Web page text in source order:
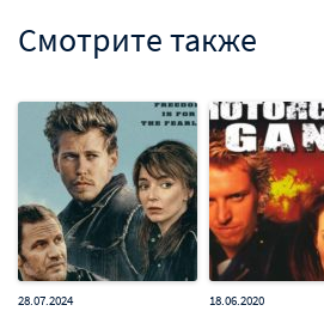
Смотрите также
28.07.2024 18.06.2020